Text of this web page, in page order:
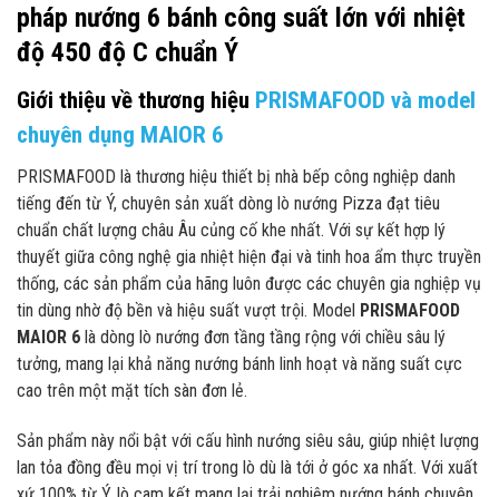
pháp nướng 6 bánh công suất lớn với nhiệt
độ 450 độ C chuẩn Ý
Giới thiệu về thương hiệu PRISMAFOOD và model
chuyên dụng MAIOR 6
PRISMAFOOD là thương hiệu thiết bị nhà bếp công nghiệp danh
tiếng đến từ Ý, chuyên sản xuất dòng lò nướng Pizza đạt tiêu
chuẩn chất lượng châu Âu củng cố khe nhất. Với sự kết hợp lý
thuyết giữa công nghệ gia nhiệt hiện đại và tinh hoa ẩm thực truyền
thống, các sản phẩm của hãng luôn được các chuyên gia nghiệp vụ
tin dùng nhờ độ bền và hiệu suất vượt trội. Model PRISMAFOOD
MAIOR 6 là dòng lò nướng đơn tầng tầng rộng với chiều sâu lý
tưởng, mang lại khả năng nướng bánh linh hoạt và năng suất cực
cao trên một mặt tích sàn đơn lẻ.
Sản phẩm này nổi bật với cấu hình nướng siêu sâu, giúp nhiệt lượng
lan tỏa đồng đều mọi vị trí trong lò dù là tới ở góc xa nhất. Với xuất